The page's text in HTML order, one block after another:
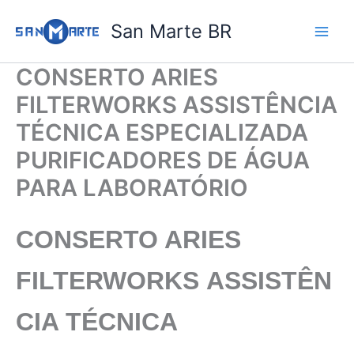
para
conteúdo
San Marte BR
CONSERTO ARIES
FILTERWORKS ASSISTÊNCIA
TÉCNICA ESPECIALIZADA
PURIFICADORES DE ÁGUA
PARA LABORATÓRIO
CONSERTO ARIES
FILTERWORKS ASSISTÊN
CIA TÉCNICA